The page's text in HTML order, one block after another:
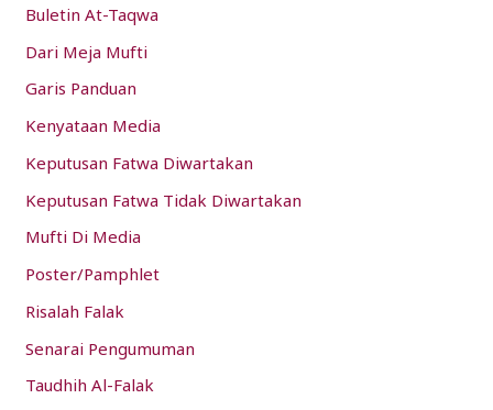
:Buletin At-Taqwa
Dari Meja Mufti
Garis Panduan
Kenyataan Media
Keputusan Fatwa Diwartakan
Keputusan Fatwa Tidak Diwartakan
Mufti Di Media
Poster/Pamphlet
Risalah Falak
Senarai Pengumuman
Taudhih Al-Falak